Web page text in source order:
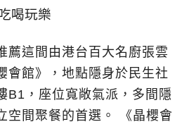
薦這間由港台百大名廚張雲
會館》，地點隱身於民生社
B1，座位寬敞氣派，多間隱
空間聚餐的首選。 《晶櫻會